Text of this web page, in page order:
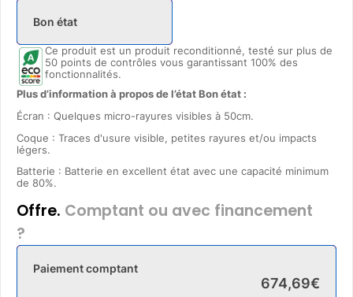
Bon état
Ce produit est un produit reconditionné, testé sur plus de
50 points de contrôles vous garantissant 100% des
fonctionnalités.
Plus d’information à propos de l’état Bon état :
Écran : Quelques micro-rayures visibles à 50cm.
Coque : Traces d'usure visible, petites rayures et/ou impacts
légers.
Batterie : Batterie en excellent état avec une capacité minimum
de 80%.
Offre. Comptant ou avec financement
?
Paiement comptant
674,69€